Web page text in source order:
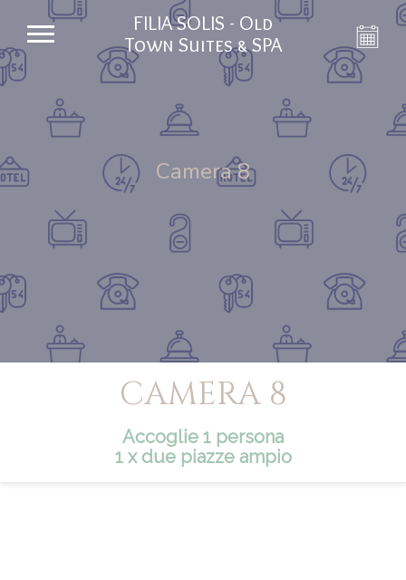
FILIA SOLIS - Old
Town Suites & SPA
Camera 8
CAMERA 8
Accoglie 1 persona
1 x due piazze ampio